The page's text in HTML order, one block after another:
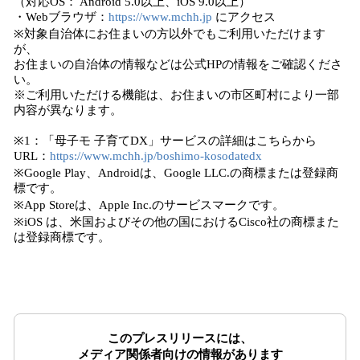
・Webブラウザ： https://www.mchh.jp にアクセス
※対象自治体にお住まいの方以外でもご利用いただけます
が、
お住まいの自治体の情報などは公式HPの情報をご確認くださ
い。
※ご利用いただける機能は、お住まいの市区町村により一部
内容が異なります。
※1：「母子モ 子育てDX」サービスの詳細はこちらから
URL： https://www.mchh.jp/boshimo-kosodatedx
※Google Play、Androidは、Google LLC.の商標または登録商
標です。
※App Storeは、Apple Inc.のサービスマークです。
※iOS は、米国およびその他の国におけるCisco社の商標また
は登録商標です。
このプレスリリースには、
メディア関係者向けの情報があります